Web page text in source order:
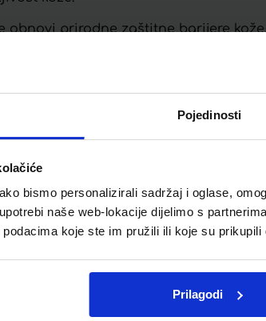
Pojedinosti
bismo personalizirali sadržaj i oglase,
naše web-lokacije dijelimo s
koje ste im pružili ili koje su
Prilagodi
obnovi prirodne zaštitne barijere
barijeru kože.
BERRIES